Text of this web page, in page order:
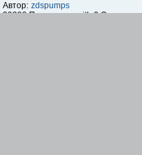
Автор: zdspumps
39300 Просмотры with 0 Ответы